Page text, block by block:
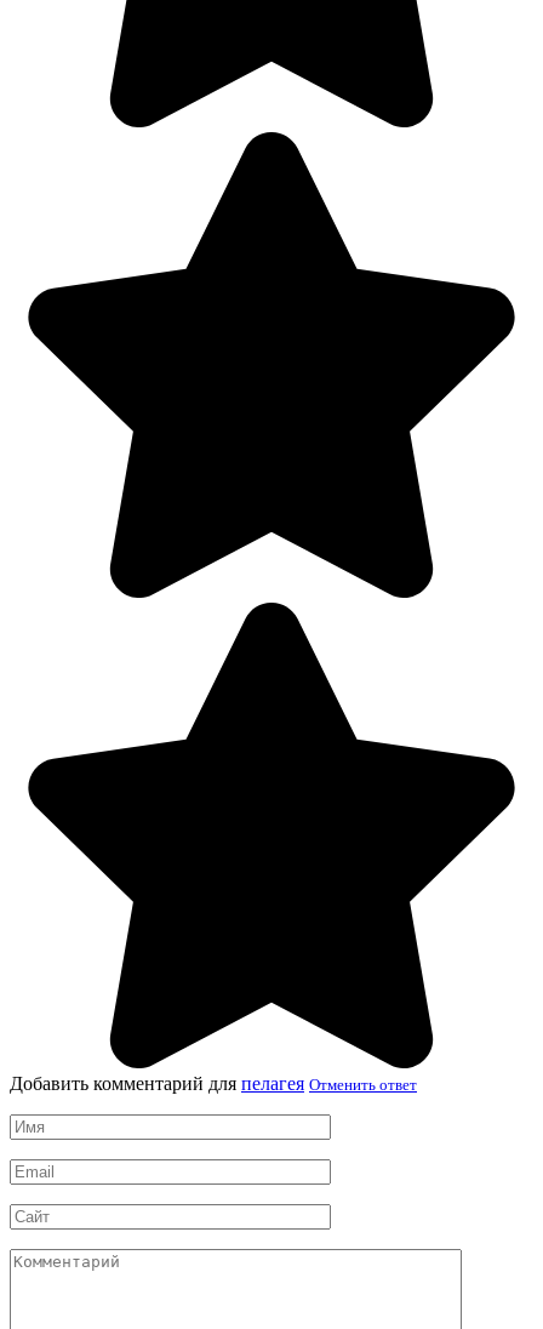
Добавить комментарий для пелагея Отменить ответ
Имя
*
Email
*
Сайт
Комментарий